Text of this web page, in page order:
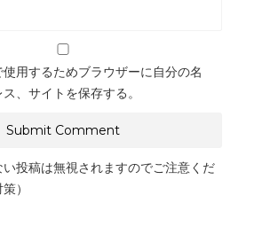
用するためブラウザーに自分の名
、サイトを保存する。
い投稿は無視されますのでご注意くだ
）